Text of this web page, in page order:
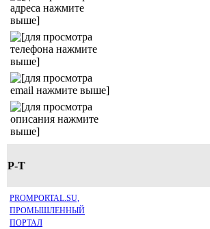
P-T
PROMPORTAL.SU,
ПРОМЫШЛЕННЫЙ
ПОРТАЛ